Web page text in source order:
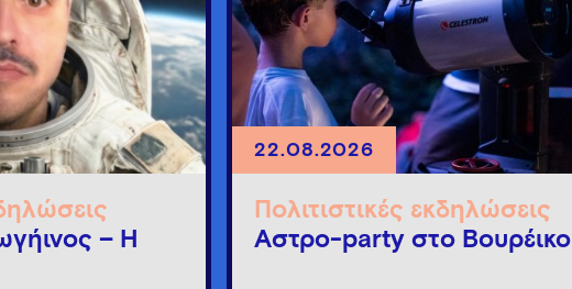
– Η
22.08.2026
Πολιτιστικές εκδηλώσεις
Άστρο-party στο Βουρέικο